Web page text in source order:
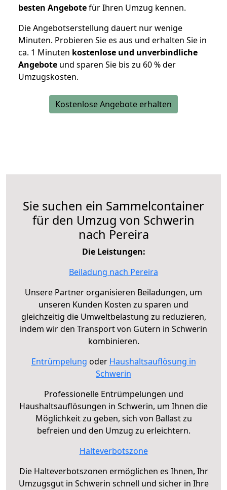
besten Angebotefür Ihren Umzug kennen.
Die Angebotserstellung dauert nur wenige
Minuten. Probieren Sie es aus und erhalten Sie in
ca. 1 Minuten kostenlose und unverbindliche
Angebote und sparen Sie bis zu 60 % der
Umzugskosten.
Kostenlose Angebote erhalten
Sie suchen ein Sammelcontainer
für den Umzug von Schwerin
nach Pereira
Die Leistungen:
Beiladung nach Pereira
Unsere Partner organisieren Beiladungen, um
unseren Kunden Kosten zu sparen und
gleichzeitig die Umweltbelastung zu reduzieren,
indem wir den Transport von Gütern in Schwerin
kombinieren.
Entrümpelung oder Haushaltsauflösung in
Schwerin
Professionelle Entrümpelungen und
Haushaltsauflösungen in Schwerin, um Ihnen die
Möglichkeit zu geben, sich von Ballast zu
befreien und den Umzug zu erleichtern.
Halteverbotszone
Die Halteverbotszonen ermöglichen es Ihnen, Ihr
Umzugsgut in Schwerin schnell und sicher in Ihre